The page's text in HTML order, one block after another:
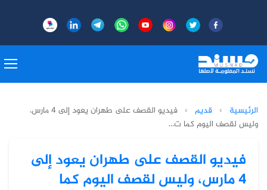
الرئيسية › قديم ›
فيديو القصف على طهران يعود إلى 4 مارس،
وليس لقصف اليوم كما ت...
فيديو القصف على طهران يعود إلى
4 مارس، وليس لقصف اليوم كما